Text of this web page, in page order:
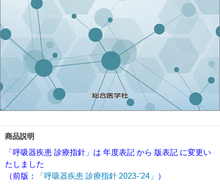
商品説明
「呼吸器疾患 診療指針」は 年度表記 から 版表記 に変更い
たしました
（前版：
「呼吸器疾患 診療指針 2023-’24」 ）